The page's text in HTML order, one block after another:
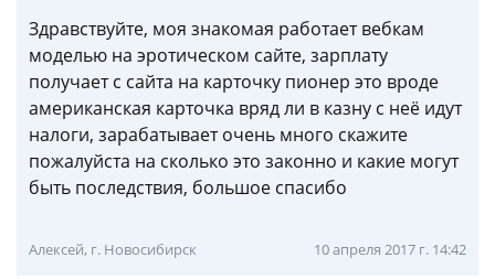
Здравствуйте, моя знакомая работает вебкам
моделью на эротическом сайте, зарплату
получает с сайта на карточку пионер это вроде
американская карточка вряд ли в казну с неё идут
налоги, зарабатывает очень много скажите
пожалуйста на сколько это законно и какие могут
быть последствия, большое спасибо
Алексей, г. Новосибирск 10 апреля 2017 г. 14:42